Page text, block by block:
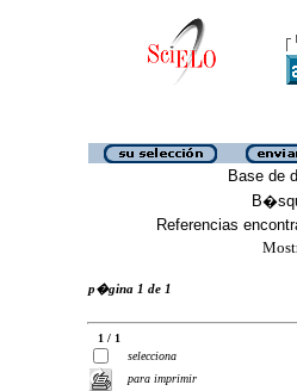
Base de
Referencias
p�gina 1 de 1
1 / 1
selecciona
para imprimir